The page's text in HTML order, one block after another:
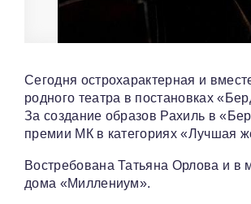
Сегодня острохарактерная и
родного театра в постановках
За создание образов Рахиль в
премии МК в категориях «Лучшая
Востребована Татьяна Орлова и в
дома «Миллениум».